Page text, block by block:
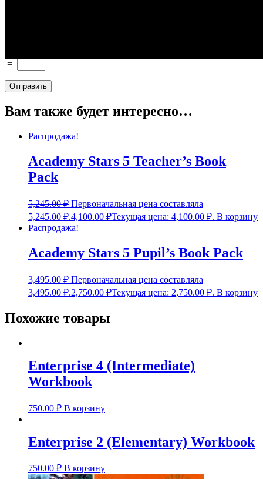
=
Вам также будет интересно…
Распродажа!
Academy Stars 5 Teacher’s Book
Pack
5,245.00₽ Первоначальная цена составляла
5,245.00 ₽.4,100.00 ₽Текущая цена: 4,100.00 ₽. В корзину
Распродажа!
Academy Stars 5 Pupil’s Book Pack
3,495.00₽ Первоначальная цена составляла
3,495.00 ₽.2,750.00 ₽Текущая цена: 2,750.00 ₽. В корзину
Похожие товары
Enterprise 4 (Intermediate)
Workbook
750.00 ₽ В корзину
Enterprise 2 (Elementary) Workbook
750.00 ₽ В корзину